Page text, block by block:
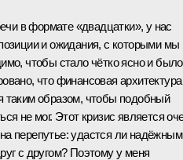
в формате «двадцатки», у нас
и ожидания, с которыми мы
чтобы стало чётко ясно и было
что финансовая архитектура
таким образом, чтобы подобный
не мог. Этот кризис является
перепутье: удастся ли надёжным
с другом? Поэтому у меня